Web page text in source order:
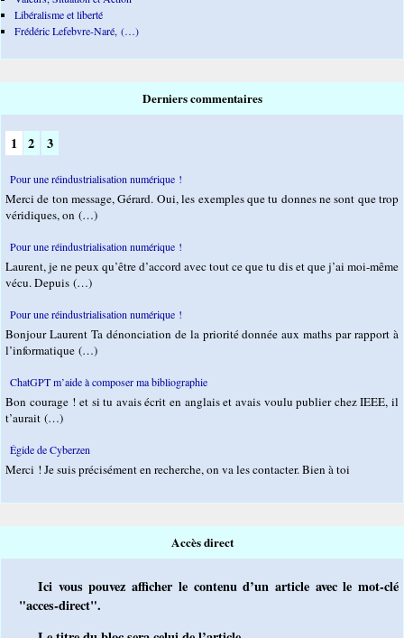
Libéralisme et liberté
Frédéric Lefebvre-Naré, (…)
Derniers commentaires
1 2 3
Pour une réindustrialisation numérique !
Merci de ton message, Gérard. Oui, les exemples que tu donnes ne sont que trop
véridiques, on (…)
Pour une réindustrialisation numérique !
Laurent, je ne peux qu’être d’accord avec tout ce que tu dis et que j’ai moi-même
vécu. Depuis (…)
Pour une réindustrialisation numérique !
Bonjour Laurent Ta dénonciation de la priorité donnée aux maths par rapport à
l’informatique (…)
ChatGPT m’aide à composer ma bibliographie
Bon courage ! et si tu avais écrit en anglais et avais voulu publier chez IEEE, il
t’aurait (…)
Égide de Cyberzen
Merci ! Je suis précisément en recherche, on va les contacter. Bien à toi
Accès direct
Ici vous pouvez afficher le contenu d’un article avec le mot-clé
"acces-direct".